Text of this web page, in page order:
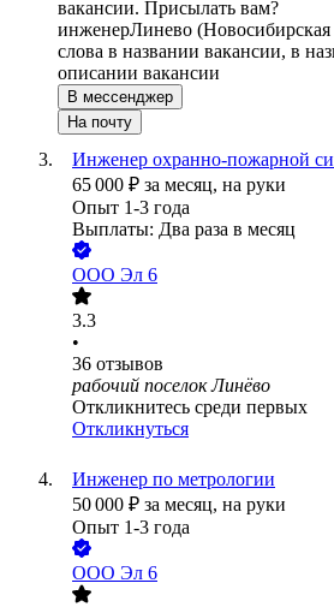
вакансии. Присылать вам?
инженерЛинево (Новосибирская
слова в названии вакансии, в
описании вакансии
В мессенджер
На почту
Инженер охранно-пожарной
65 000 ₽ за месяц, на руки
Опыт 1-3 года
Выплаты: Два раза в месяц
ООО Эл 6
3.3
•
36 отзывов
рабочий поселок Линёво
Откликнитесь среди первых
Откликнуться
Инженер по метрологии
50 000 ₽ за месяц, на руки
Опыт 1-3 года
ООО Эл 6